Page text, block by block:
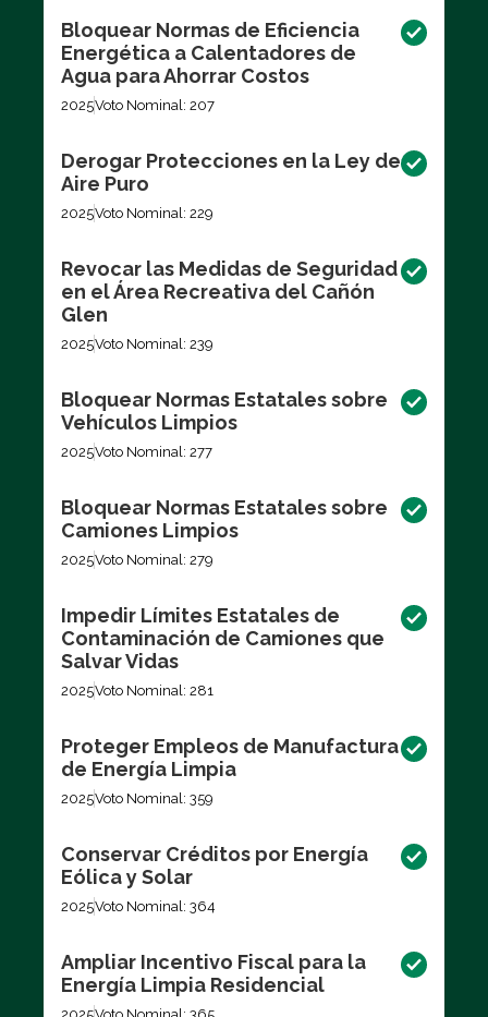
Bloquear Normas de Eficiencia
Energética a Calentadores de
Agua para Ahorrar Costos
2025Voto Nominal: 207
Derogar Protecciones en la Ley de
Aire Puro
2025Voto Nominal: 229
Revocar las Medidas de Seguridad
en el Área Recreativa del Cañón
Glen
2025Voto Nominal: 239
Bloquear Normas Estatales sobre
Vehículos Limpios
2025Voto Nominal: 277
Bloquear Normas Estatales sobre
Camiones Limpios
2025Voto Nominal: 279
Impedir Límites Estatales de
Contaminación de Camiones que
Salvar Vidas
2025Voto Nominal: 281
Proteger Empleos de Manufactura
de Energía Limpia
2025Voto Nominal: 359
Conservar Créditos por Energía
Eólica y Solar
2025Voto Nominal: 364
Ampliar Incentivo Fiscal para la
Energía Limpia Residencial